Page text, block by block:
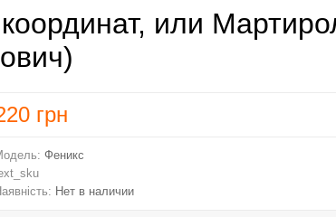
или
грн
Феникс
Нет в наличии